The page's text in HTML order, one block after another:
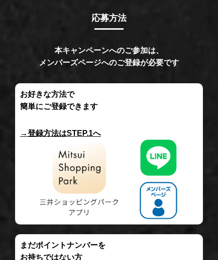
応募方法
本キャンペーンへのご参加は、
メンバーズページへのご登録が必要です
お好きな方法で
簡単にご登録できます
→登録方法はSTEP.1へ
まだポイントナンバーを
お持ちではない方